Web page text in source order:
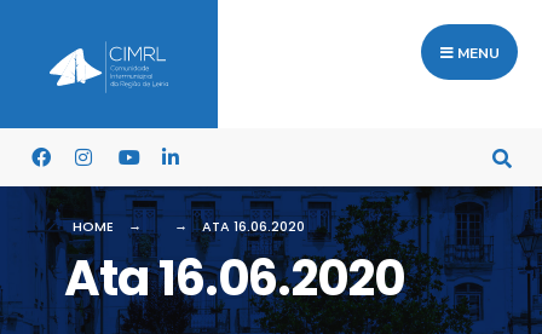
MENU
HOME ATA 16.06.2020
Ata 16.06.2020